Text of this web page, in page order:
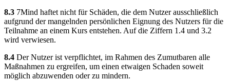
8.3 7Mind haftet nicht für Schäden, die dem Nutzer ausschließlich
aufgrund der mangelnden persönlichen Eignung des Nutzers für die
Teilnahme an einem Kurs entstehen. Auf die Ziffern 1.4 und 3.2
wird verwiesen.
8.4 Der Nutzer ist verpflichtet, im Rahmen des Zumutbaren alle
Maßnahmen zu ergreifen, um einen etwaigen Schaden soweit
möglich abzuwenden oder zu mindern.